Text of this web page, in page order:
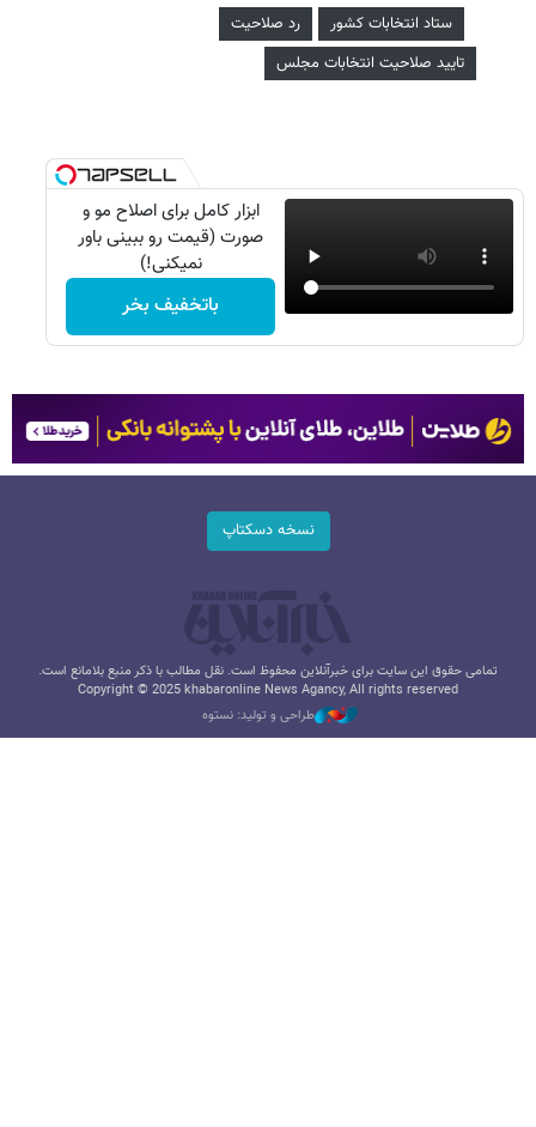
ستاد انتخابات کشور
رد صلاحیت
تایید صلاحیت انتخابات مجلس
ابزار کامل برای اصلاح مو و
صورت (قیمت رو ببینی باور
نمیکنی!)
باتخفیف بخر
نسخه دسکتاپ
تمامی حقوق این سایت برای خبرآنلاین محفوظ است. نقل مطالب با ذکر منبع بلامانع است.
Copyright © 2025 khabaronline News Agancy, All rights reserved
طراحی و تولید: نستوه